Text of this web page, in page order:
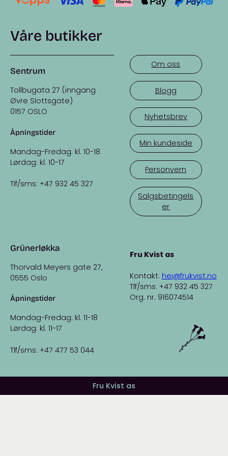
Våre butikker
Sentrum
Tollbugata 27 (inngang
Øvre Slottsgate)
0157 OSLO
Åpningstider
Mandag-Fredag: kl. 10-18
Lørdag: kl. 10-17
Tlf/sms: +47 932 45 327
Grünerløkka
Thorvald Meyers gate 27,
0555 Oslo
Åpningstider
Mandag-Fredag: kl. 11-18
Lørdag: kl. 11-17
Tlf/sms: +47 477 53 044
Om oss
Blogg
Nyhetsbrev
Min kundeside
Personvern
Salgsbetingels
er
Fru Kvist as
Kontakt: hei@frukvist.no
Tlf/sms: +47 932 45 327
Org. nr. 916074514
Fru Kvist as